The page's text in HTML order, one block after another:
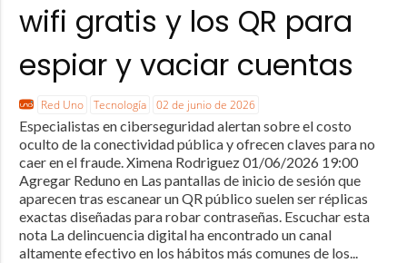
wifi gratis y los QR para
espiar y vaciar cuentas
Red Uno Tecnología 02 de junio de 2026
Especialistas en ciberseguridad alertan sobre el costo
oculto de la conectividad pública y ofrecen claves para no
caer en el fraude. Ximena Rodriguez 01/06/2026 19:00
Agregar Reduno en Las pantallas de inicio de sesión que
aparecen tras escanear un QR público suelen ser réplicas
exactas diseñadas para robar contraseñas. Escuchar esta
nota La delincuencia digital ha encontrado un canal
altamente efectivo en los hábitos más comunes de los...